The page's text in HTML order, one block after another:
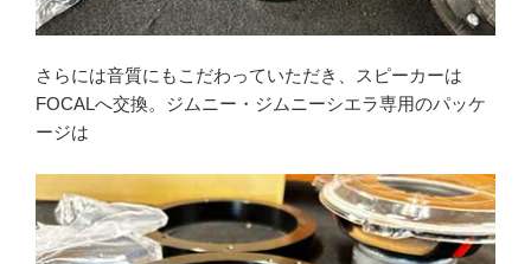
さらには音質にもこだわっていただき、スピーカーは
FOCALへ交換。ジムニー・ジムニーシエラ専用のパッケ
ージは